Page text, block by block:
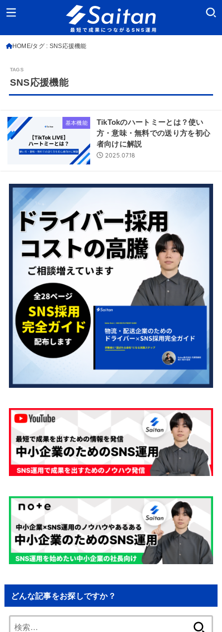
HOME タグ : SNS応援機能
SNS応援機能
基本機能
TikTokのハートミーとは？使い
方・意味・無料での送り方を初心
者向けに解説
2025.07.18
どんな記事をお探しですか？